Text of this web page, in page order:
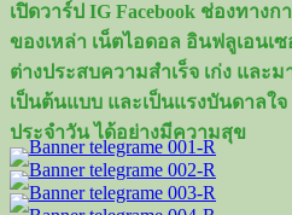
ไอ
ดอล
สาว
วงการ
นางงาม
สู่
ดาว
เปิดวาร์ป IG Facebook ช่องทาง
ของเหล่า เน็ตไอดอล อินฟลูเอนเ
ต่างประสบความสำเร็จ เก่ง และ
เป็นต้นแบบ และเป็นแรงบันดาลใ
ประจำวัน ได้อย่างมีความสุข